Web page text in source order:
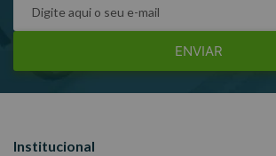
ENVIAR
Institucional